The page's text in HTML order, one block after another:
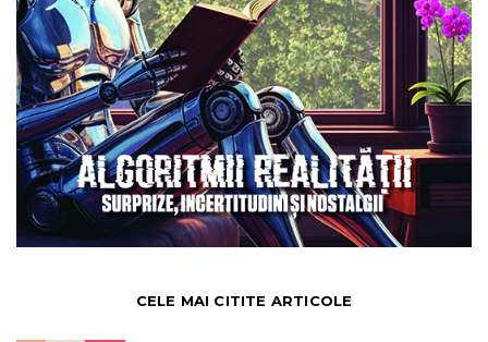
CELE MAI CITITE ARTICOLE